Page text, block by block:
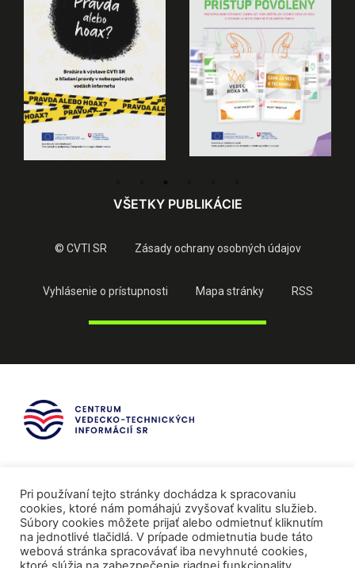
VŠETKY PUBLIKÁCIE
© CVTI SR Zásady ochrany osobných údajov
Vyhlásenie o prístupnosti Mapa stránky RSS
Pri používaní tejto stránky dochádza k spracovaniu
cookies, ktoré nám pomáhajú zvyšovať kvalitu služieb.
Súbory cookies môžete prijať alebo odmietnuť kliknutím
na jednotlivé tlačidlá. V prípade odmietnutia bude táto
webová stránka spracovávať iba nevyhnuté cookies,